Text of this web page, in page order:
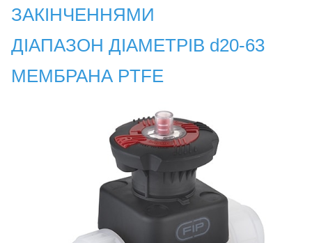
ЗАКІНЧЕННЯМИ
ДІАПАЗОН ДІАМЕТРІВ d20-63
МЕМБРАНА PTFE